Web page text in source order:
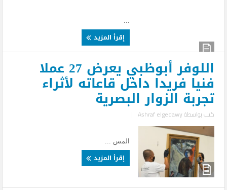
إقرأ المزيد
اللوفر أبوظبي يعرض 27 عملا
فنيا فريدا داخل قاعاته لأثراء
تجربة الزوار البصرية
كتب بواسطةAshraf elgedawy
|
المس ...
إقرأ المزيد